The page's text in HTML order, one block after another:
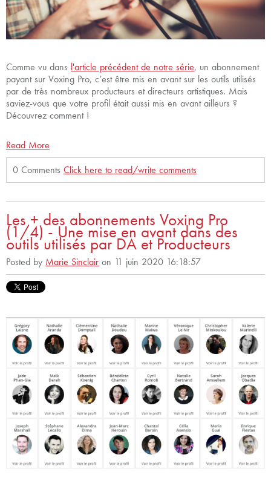
Comme vu dans l'article précédent de notre série, un abonnement
payant sur Voxing Pro, c’est être mis en avant sur les outils utilisés
par de très nombreux producteurs et directeurs artistiques. Mais
saviez-vous que votre profil était aussi mis en avant ailleurs ?
Découvrez comment !
Read More
0 Comments Click here to read/write comments
Les + des abonnements Voxing Pro
(1/4) - Une mise en avant dans des
outils utilisés par DA et Producteurs
Posted by Marie Sinclair on 11 juin 2020 16:18:57